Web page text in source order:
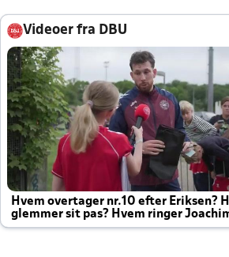
Videoer fra DBU
Hvem overtager nr.10 efter Eriksen?
glemmer sit pas? Hvem ringer
altid til efter kampe?